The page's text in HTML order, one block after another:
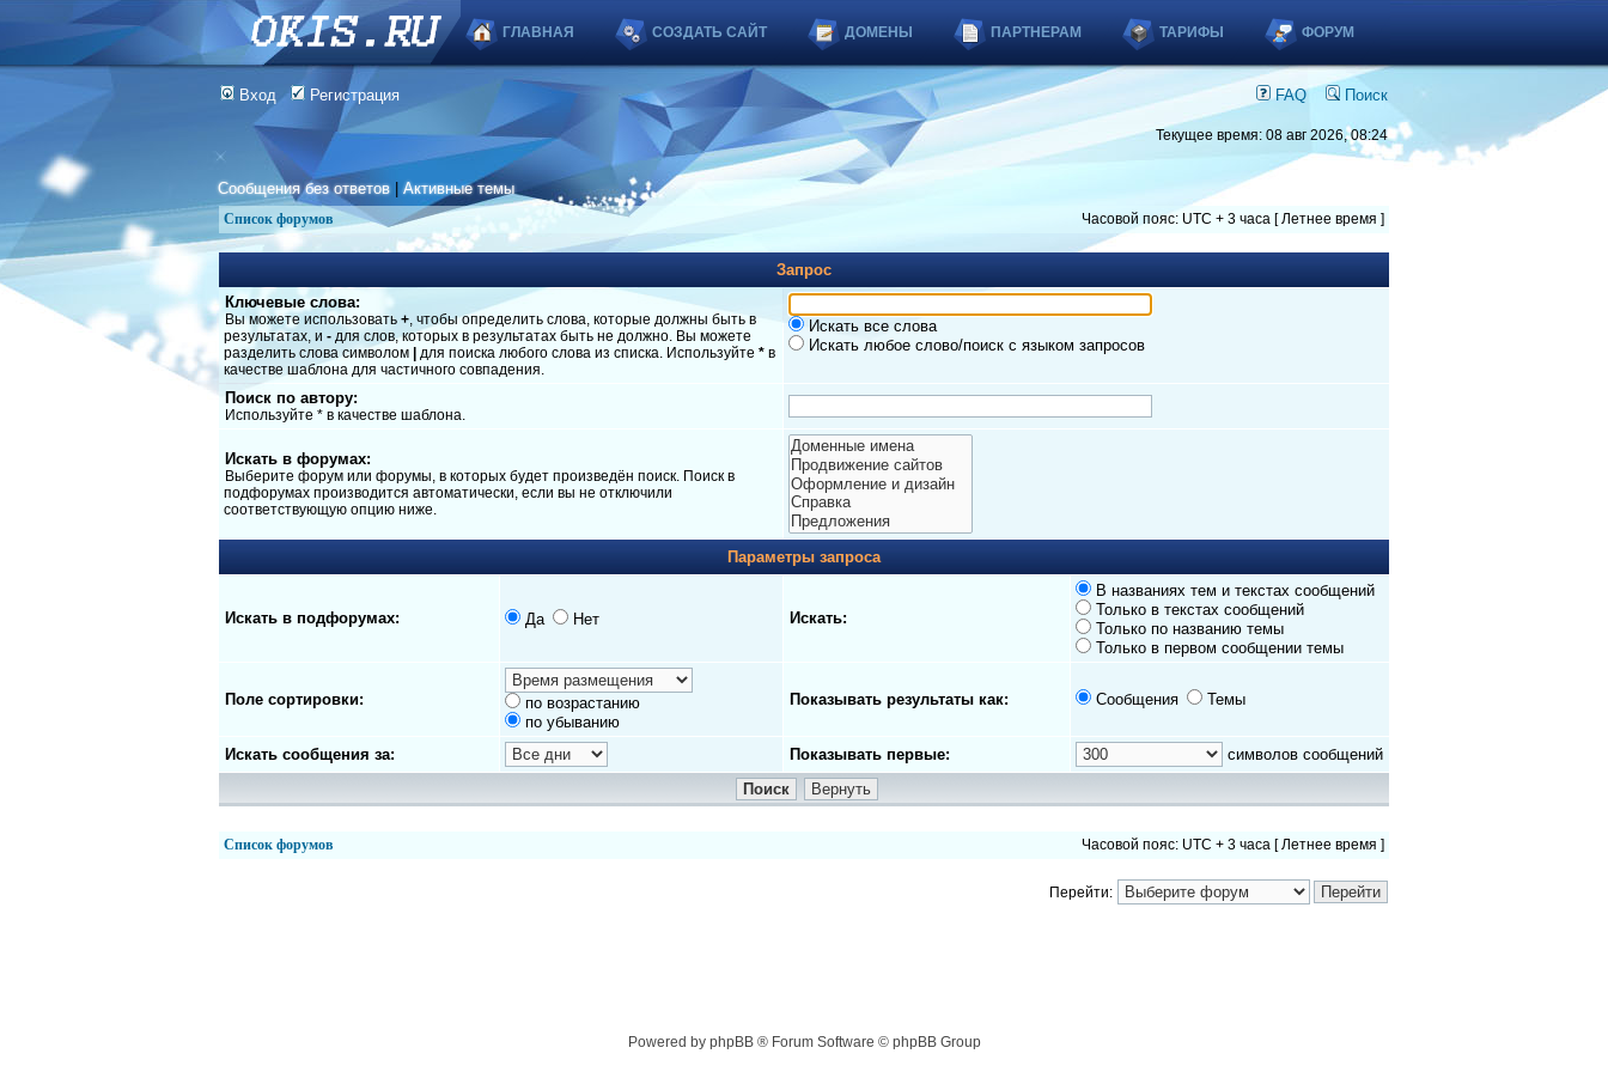
ГЛАВНАЯ СОЗДАТЬ САЙТ ДОМЕНЫ ПАРТНЕРАМ ТАРИФЫ ФОРУМ
Вход Регистрация FAQ Поиск
Текущее время: 08 авг 2026, 08:24
Сообщения без ответов |Активные темы
Список форумов Часовой пояс: UTC + 3 часа [ Летнее время ]
Запрос
Ключевые слова:
Вы можете использовать +, чтобы определить слова, которые должны быть в
результатах, и - для слов, которых в результатах быть не должно. Вы можете
разделить слова символом
для поиска любого слова из списка. Используйте * в
качестве шаблона для частичного совпадения.
Искать все слова
Искать любое слово/поиск с языком запросов
Поиск по автору:
Используйте * в качестве шаблона.
Искать в форумах:
Выберите форум или форумы, в которых будет произведён поиск. Поиск в
подфорумах производится автоматически, если вы не отключили
соответствующую опцию ниже.
Параметры запроса
Искать в подфорумах: Да Нет Искать:
В названиях тем и текстах сообщений
Только в текстах сообщений
Только по названию темы
Только в первом сообщении темы
Поле сортировки:
по возрастанию
по убыванию
Показывать результаты как: Сообщения Темы
Искать сообщения за: Показывать первые: символов сообщений
Список форумов Часовой пояс: UTC + 3 часа [ Летнее время ]
Перейти:
Powered by phpBB ® Forum Software © phpBB Group